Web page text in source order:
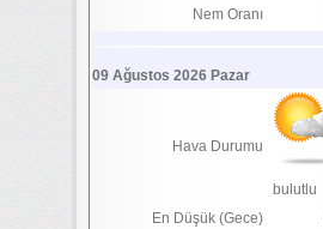
Nem Oranı
09 Ağustos 2026 Pazar
Hava Durumu
bulutlu
En Düşük (Gece)